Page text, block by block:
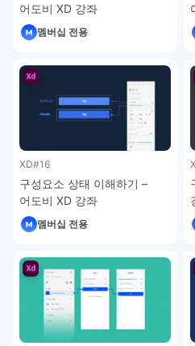
어도비 XD 강좌
멤버십 전용
XD#16
구성요소 상태 이해하기 –
어도비 XD 강좌
멤버십 전용